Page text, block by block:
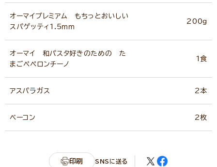
オーマイプレミアム もちっとおいしい
スパゲッティ1.5ｍｍ
200g
オーマイ 和パスタ好きのための た
まごペペロンチーノ
1食
アスパラガス 2本
ベーコン 2枚
印刷 SNSに送る